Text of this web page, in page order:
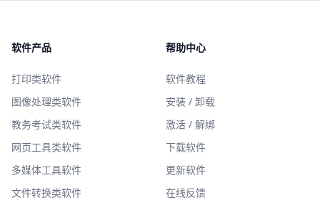
软件产品
打印类软件
图像处理类软件
教务考试类软件
网页工具类软件
多媒体工具软件
文件转换类软件
帮助中心
软件教程
安装 / 卸载
激活 / 解绑
下载软件
更新软件
在线反馈